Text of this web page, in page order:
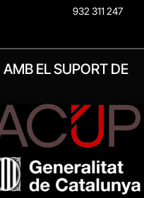
932 311 247
AMB EL SUPORT DE